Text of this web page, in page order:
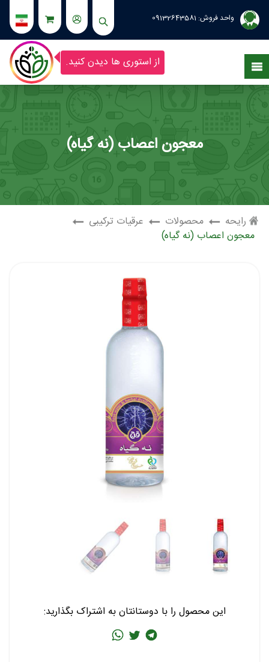
واحد فروش: 09132643581
از استوری ها دیدن کنید.
معجون اعصاب (نه گیاه)
رایحه محصولات
عرقیات ترکیبی
معجون اعصاب (نه گیاه)
این محصول را با دوستانتان به اشتراک بگذارید: